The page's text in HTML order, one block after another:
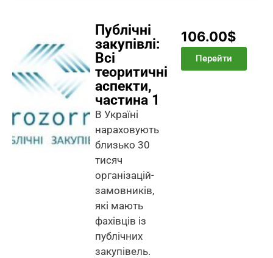
Публічні
закупівлі:
Всі
теоритичні
аспекти,
частина 1
В Україні
нараховують
близько 30
тисяч
організацій-
замовників,
які мають
фахівців із
публічних
закупівель.
106.00$
Перейти